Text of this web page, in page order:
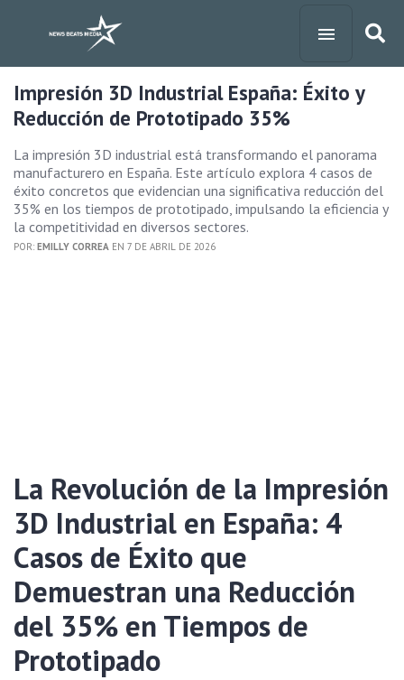
Impresión 3D Industrial España: Éxito y
Reducción de Prototipado 35%
La impresión 3D industrial está transformando el panorama
manufacturero en España. Este artículo explora 4 casos de
éxito concretos que evidencian una significativa reducción del
35% en los tiempos de prototipado, impulsando la eficiencia y
la competitividad en diversos sectores.
POR: EMILLY CORREA EN 7 DE ABRIL DE 2026
La Revolución de la Impresión
3D Industrial en España: 4
Casos de Éxito que
Demuestran una Reducción
del 35% en Tiempos de
Prototipado